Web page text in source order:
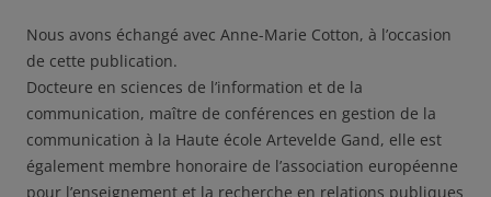
Nous avons échangé avec Anne-Marie Cotton, à l’occasion
de cette publication.
Docteure en sciences de l’information et de la
communication, maître de conférences en gestion de la
communication à la Haute école Artevelde Gand, elle est
également membre honoraire de l’association européenne
pour l’enseignement et la recherche en relations publiques